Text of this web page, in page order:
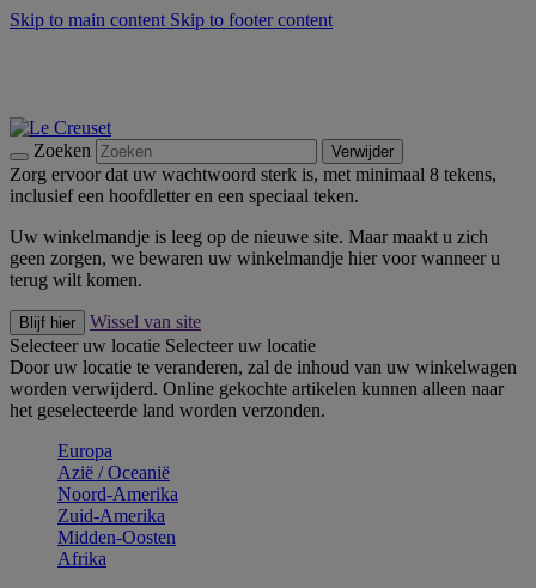
Skip to main content Skip to footer content
Zoeken Verwijder
Zorg ervoor dat uw wachtwoord sterk is, met minimaal 8 tekens,
inclusief een hoofdletter en een speciaal teken.
Uw winkelmandje is leeg op de nieuwe site. Maar maakt u zich
geen zorgen, we bewaren uw winkelmandje hier voor wanneer u
terug wilt komen.
Blijf hier
Wissel van site
Selecteer uw locatie Selecteer uw locatie
Door uw locatie te veranderen, zal de inhoud van uw winkelwagen
worden verwijderd. Online gekochte artikelen kunnen alleen naar
het geselecteerde land worden verzonden.
Europa
Aziё / Oceaniё
Noord-Amerika
Zuid-Amerika
Midden-Oosten
Afrika